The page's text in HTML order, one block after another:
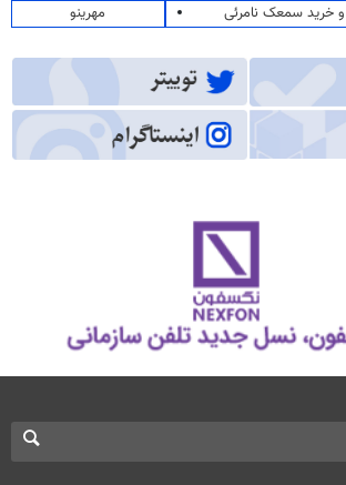
خرید سمعک نامرئی
مهرینو